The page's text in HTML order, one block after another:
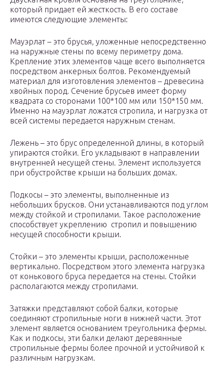
который придает ей жесткость. В его составе
имеются следующие элементы:
Мауэрлат – это брусья, уложенные непосредственно
на наружные стены по всему периметру дома.
Крепление этих элементов чаще всего выполняется
посредством анкерных болтов. Рекомендуемый
материал для изготовления элементов – древесина
хвойных пород. Сечение брусьев имеет форму
квадрата со сторонами 100*100 мм или 150*150 мм.
Именно на мауэрлат ложатся стропила, и нагрузка от
всей системы передается наружным стенам.
Лежень – это брус определенной длины, в который
упираются стойки. Его укладывают в направлении
внутренней несущей стены. Элемент используется
при обустройстве крыши на больших домах.
Подкосы – это элементы, выполненные из
небольших брусков. Они устанавливаются под углом
между стойкой и стропилами. Такое расположение
способствует укреплению стропил и повышению
несущей способности крыши.
Стойки – это элементы крыши, расположенные
вертикально. Посредством этого элемента нагрузка
от конькового бруса передается на стены. Стойки
располагаются между стропилами.
Затяжки представляют собой балки, которые
соединяют стропильные ноги в нижней части. Этот
элемент является основанием треугольника фермы.
Как и подкосы, эти балки делают деревянные
стропильные фермы более прочной и устойчивой к
различным нагрузкам.